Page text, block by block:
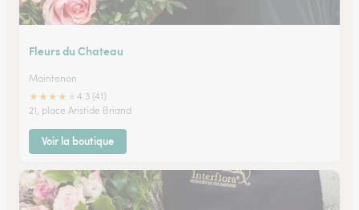
Fleurs du Chateau
Maintenon
★★★★
4.3 (41)
21, place Aristide Briand
Voir la boutique